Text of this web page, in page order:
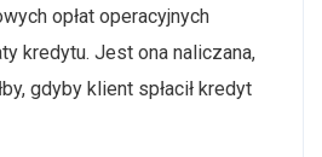
opłat operacyjnych
kredytu. Jest ona naliczana,
gdyby klient spłacił kredyt